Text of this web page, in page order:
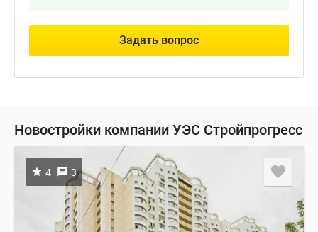
Задать вопрос
Новостройки компании УЭС Стройпрогресс
4 3